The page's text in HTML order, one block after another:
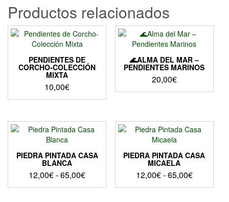
hasta
15,00€
variantes.
Las
opciones
se
pueden
elegir
en
la
Productos relacionados
PENDIENTES DE
CORCHO-COLECCIÓN
MIXTA
10,00€
🌊ALMA DEL MAR –
PENDIENTES MARINOS
20,00€
PIEDRA PINTADA CASA
BLANCA
12,00€-65,00€Rango
de
Este
PIEDRA PINTADA CASA
MICAELA
12,00€-65,00€Rango
de
Este